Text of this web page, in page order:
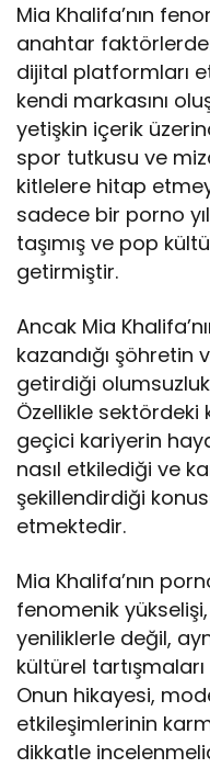
Mia Khalifa’nın
anahtar
dijital platformları
kendi markasını
yetişkin içerik
spor tutkusu ve
kitlelere hitap
sadece bir porno
taşımış ve pop
getirmiştir.
Ancak Mia
kazandığı şöhretin
getirdiği
Özellikle sektördeki
geçici kariyerin
nasıl etkilediği ve
şekillendirdiği
etmektedir.
Mia Khalifa’nın
fenomenik
yeniliklerle değil,
kültürel
Onun hikayesi,
etkileşimlerinin
dikkatle